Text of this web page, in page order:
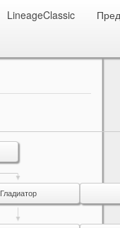
LineageClassic
Гладиатор